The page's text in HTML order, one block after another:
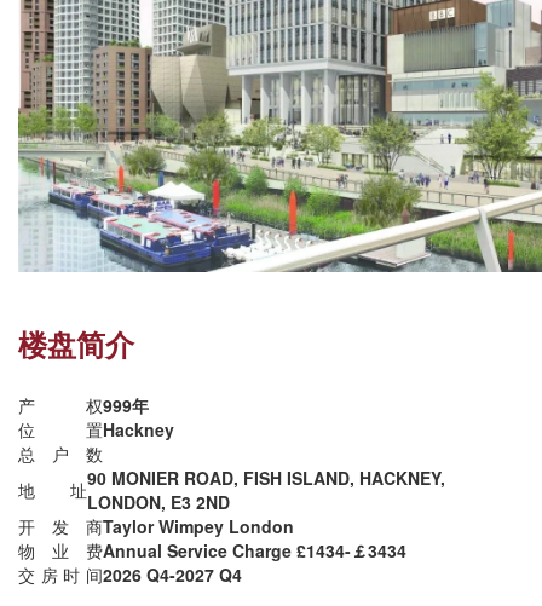
楼盘简介
产权999年
位置Hackney
总户数
地址90 MONIER ROAD, FISH ISLAND, HACKNEY,
LONDON, E3 2ND
开发商Taylor Wimpey London
物业费Annual Service Charge £1434-￡3434
交房时间2026 Q4-2027 Q4